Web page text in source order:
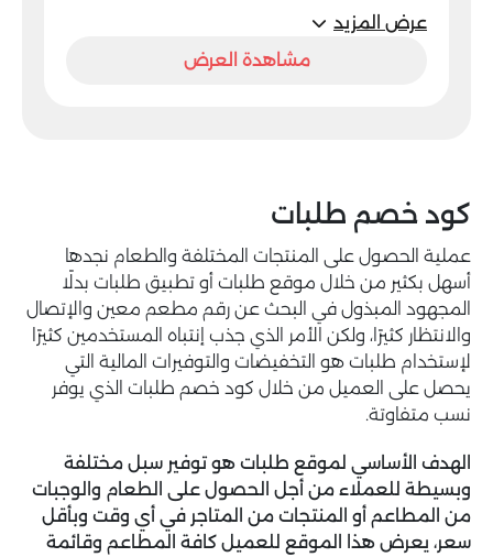
عرض المزيد
مشاهدة العرض
كود خصم طلبات
عملية الحصول على المنتجات المختلفة والطعام نجدها
أسهل بكثير من خلال موقع طلبات أو تطبيق طلبات بدلًا
المجهود المبذول في البحث عن رقم مطعم معين والإتصال
والانتظار كثيرًا، ولكن الأمر الذي جذب إنتباه المستخدمين كثيرًا
لإستخدام طلبات هو التخفيضات والتوفيرات المالية التي
يحصل على العميل من خلال كود خصم طلبات الذي يوفر
نسب متفاوتة.
الهدف الأساسي لموقع طلبات هو توفير سبل مختلفة
وبسيطة للعملاء من أجل الحصول على الطعام والوجبات
من المطاعم أو المنتجات من المتاجر في أي وقت وبأقل
سعر، يعرض هذا الموقع للعميل كافة المطاعم وقائمة